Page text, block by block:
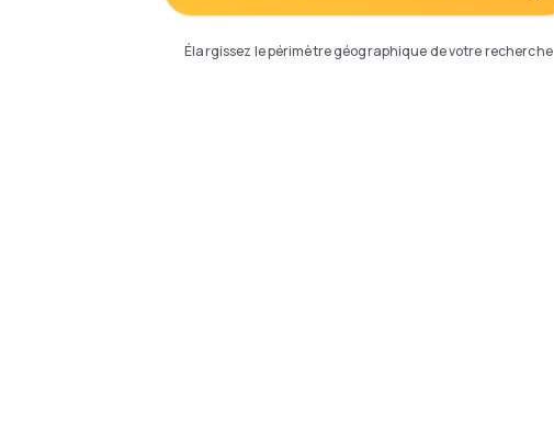
Élargissez le périmètre géographique de votre recherche